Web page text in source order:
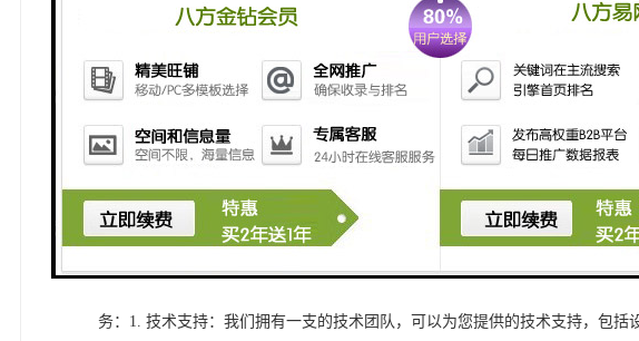
系列中的重要组成部分，S7-300系列产品具有以下突出特点：
1. 灵活性和可扩展性：S7-300系列产品设计特，可根据客户需求灵活配置输入
2. 高速、高精度的模拟量输入输出：S7-300系列产品支持多达8个模拟量输入
3. 高可靠性和稳定性：S7-300系列产品采用的硬件和软件技术，具有高度可靠
4. 灵活可编程：S7-300系列产品采用TIA Portal开发环境，支持多种编程语言，
工程师提供了更多编程选择。
5. 可靠的通讯接口：S7-300系列产品配备丰富的通讯接口，可与其他工控设备
购买SIEMENS西门子PLC模块S7-300系列产品，不仅获得了可靠的工控设备
务：1. 技术支持：我们拥有一支的技术团队，可以为您提供的技术支持，包